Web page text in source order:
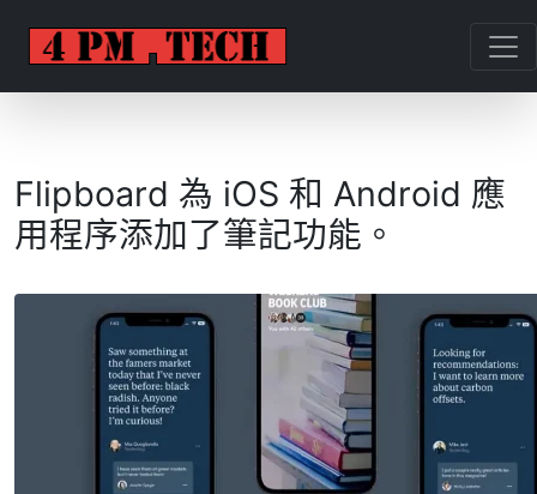
Flipboard 為 iOS 和 Android 應
用程序添加了筆記功能。